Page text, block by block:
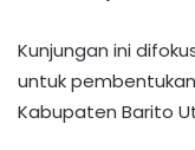
Kunjungan ini
untuk pembentukan
Kabupaten Barito